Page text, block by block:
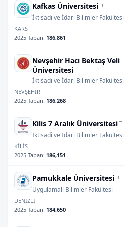
Kafkas Üniversitesi
İktisadi ve İdari Bilimler Fakültesi
KARS
2025 Taban: 186,861
Nevşehir Hacı Bektaş Veli
Üniversitesi
İktisadi ve İdari Bilimler Fakültesi
NEVŞEHİR
2025 Taban: 186,268
Kilis 7 Aralık Üniversitesi
İktisadi ve İdari Bilimler Fakültesi
KİLİS
2025 Taban: 186,151
Pamukkale Üniversitesi
Uygulamalı Bilimler Fakültesi
DENİZLİ
2025 Taban: 184,650